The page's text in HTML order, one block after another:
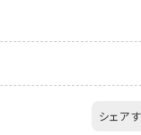
時にご購入された場
、「お届け先入力」
さまセンターにお電
シェア